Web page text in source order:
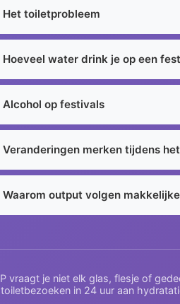
Het toiletprobleem
Hoeveel water drink je op een
Alcohol op festivals
Veranderingen merken tijdens
Waarom output volgen
P vraagt je niet elk glas, flesje of
toiletbezoeken in 24 uur aan